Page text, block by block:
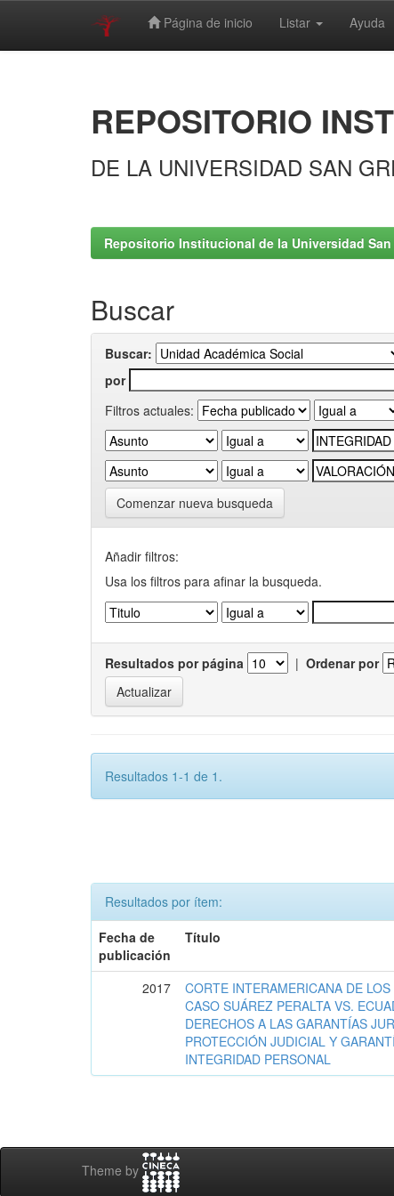
Página de inicio Listar Ayuda
REPOSITORIO
DE LA UNIVERSIDAD SAN
Repositorio Institucional de la Universidad
Buscar
Buscar:
por
Filtros actuales:
Comenzar nueva busqueda
Añadir filtros:
Usa los filtros para afinar la busqueda.
Resultados por página | Ordenar por
Resultados 1-1 de 1.
Resultados por ítem:
Fecha de
publicación
Título
2017
CORTE INTERAMERICANA DE
CASO SUÁREZ PERALTA VS.
DERECHOS A LAS GARANTÍAS
PROTECCIÓN JUDICIAL Y
INTEGRIDAD PERSONAL
Theme by